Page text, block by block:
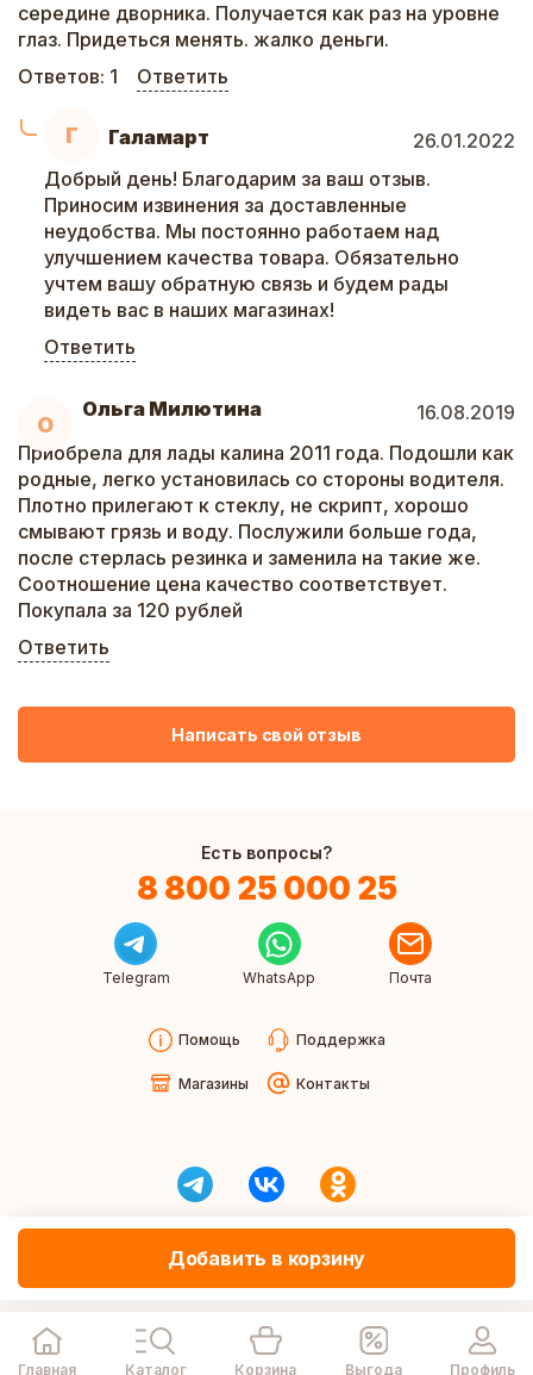
Добавить в корзину
середине дворника. Получается как раз на уровне
глаз. Придеться менять. жалко деньги.
Ответов: 1 Ответить
Г Галамарт
26.01.2022
Добрый день! Благодарим за ваш отзыв.
Приносим извинения за доставленные
неудобства. Мы постоянно работаем над
улучшением качества товара. Обязательно
учтем вашу обратную связь и будем рады
видеть вас в наших магазинах!
Ответить
О
Ольга Милютина
16.08.2019
Приобрела для лады калина 2011 года. Подошли как
родные, легко установилась со стороны водителя.
Плотно прилегают к стеклу, не скрипт, хорошо
смывают грязь и воду. Послужили больше года,
после стерлась резинка и заменила на такие же.
Соотношение цена качество соответствует.
Покупала за 120 рублей
Ответить
Написать свой отзыв
Есть вопросы?
8 800 25 000 25
Telegram WhatsApp Почта
Помощь Поддержка
Магазины Контакты
Главная Каталог Корзина Выгода Профиль